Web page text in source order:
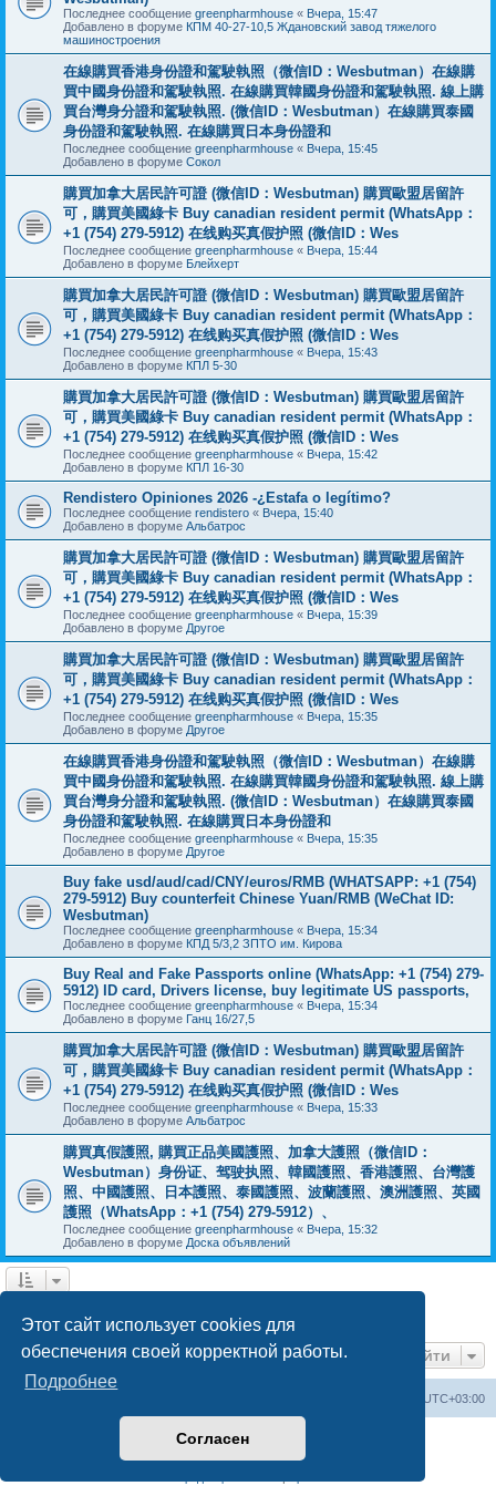
Этот сайт использует cookies для
обеспечения своей корректной работы.
Подробнее
Согласен
Последнее сообщение greenpharmhouse « Вчера, 15:47
Добавлено в форуме КПМ 40-27-10,5 Ждановский завод тяжелого
машиностроения
在線購買香港身份證和駕駛執照（微信ID：Wesbutman）在線購
買中國身份證和駕駛執照. 在線購買韓國身份證和駕駛執照. 線上購
買台灣身分證和駕駛執照. (微信ID：Wesbutman）在線購買泰國
身份證和駕駛執照. 在線購買日本身份證和
Последнее сообщение greenpharmhouse « Вчера, 15:45
Добавлено в форуме Сокол
購買加拿大居民許可證 (微信ID：Wesbutman) 購買歐盟居留許
可，購買美國綠卡 Buy canadian resident permit (WhatsApp：
+1 (754) 279-5912) 在线购买真假护照 (微信ID：Wes
Последнее сообщение greenpharmhouse « Вчера, 15:44
Добавлено в форуме Блейхерт
購買加拿大居民許可證 (微信ID：Wesbutman) 購買歐盟居留許
可，購買美國綠卡 Buy canadian resident permit (WhatsApp：
+1 (754) 279-5912) 在线购买真假护照 (微信ID：Wes
Последнее сообщение greenpharmhouse « Вчера, 15:43
Добавлено в форуме КПЛ 5-30
購買加拿大居民許可證 (微信ID：Wesbutman) 購買歐盟居留許
可，購買美國綠卡 Buy canadian resident permit (WhatsApp：
+1 (754) 279-5912) 在线购买真假护照 (微信ID：Wes
Последнее сообщение greenpharmhouse « Вчера, 15:42
Добавлено в форуме КПЛ 16-30
Rendistero Opiniones 2026 -¿Estafa o legítimo?
Последнее сообщение rendistero « Вчера, 15:40
Добавлено в форуме Альбатрос
購買加拿大居民許可證 (微信ID：Wesbutman) 購買歐盟居留許
可，購買美國綠卡 Buy canadian resident permit (WhatsApp：
+1 (754) 279-5912) 在线购买真假护照 (微信ID：Wes
Последнее сообщение greenpharmhouse « Вчера, 15:39
Добавлено в форуме Другое
購買加拿大居民許可證 (微信ID：Wesbutman) 購買歐盟居留許
可，購買美國綠卡 Buy canadian resident permit (WhatsApp：
+1 (754) 279-5912) 在线购买真假护照 (微信ID：Wes
Последнее сообщение greenpharmhouse « Вчера, 15:35
Добавлено в форуме Другое
在線購買香港身份證和駕駛執照（微信ID：Wesbutman）在線購
買中國身份證和駕駛執照. 在線購買韓國身份證和駕駛執照. 線上購
買台灣身分證和駕駛執照. (微信ID：Wesbutman）在線購買泰國
身份證和駕駛執照. 在線購買日本身份證和
Последнее сообщение greenpharmhouse « Вчера, 15:35
Добавлено в форуме Другое
Buy fake usd/aud/cad/CNY/euros/RMB (WHATSAPP: +1 (754)
279-5912) Buy counterfeit Chinese Yuan/RMB (WeChat ID:
Wesbutman)
Последнее сообщение greenpharmhouse « Вчера, 15:34
Добавлено в форуме КПД 5/3,2 ЗПТО им. Кирова
Buy Real and Fake Passports online (WhatsApp: +1 (754) 279-
5912) ID card, Drivers license, buy legitimate US passports,
Последнее сообщение greenpharmhouse « Вчера, 15:34
Добавлено в форуме Ганц 16/27,5
購買加拿大居民許可證 (微信ID：Wesbutman) 購買歐盟居留許
可，購買美國綠卡 Buy canadian resident permit (WhatsApp：
+1 (754) 279-5912) 在线购买真假护照 (微信ID：Wes
Последнее сообщение greenpharmhouse « Вчера, 15:33
Добавлено в форуме Альбатрос
購買真假護照, 購買正品美國護照、加拿大護照（微信ID：
Wesbutman）身份证、驾驶执照、韓國護照、香港護照、台灣護
照、中國護照、日本護照、泰國護照、波蘭護照、澳洲護照、英國
護照（WhatsApp：+1 (754) 279-5912）、
Последнее сообщение greenpharmhouse « Вчера, 15:32
Добавлено в форуме Доска объявлений
Перейти
UTC+03:00
Создано на основеphpBB® Forum Software © phpBB Limited
Русская поддержка phpBB